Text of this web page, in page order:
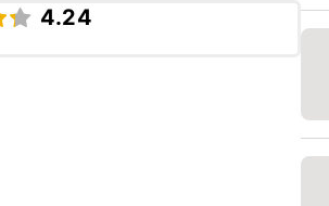
4.24